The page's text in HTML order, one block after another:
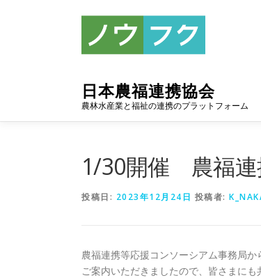
キ
日本農福連携協会
農林水産業と福祉の連携のプラットフォーム
1/30開催 農福連
投稿日: 2023年12月24日 投稿者:
農福連携等応援コンソーシアム事務局
ご案内いただきましたので、皆さまに